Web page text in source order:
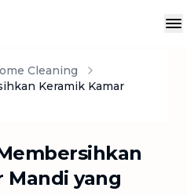
Cleaning
Keramik Kamar
Mandi yang